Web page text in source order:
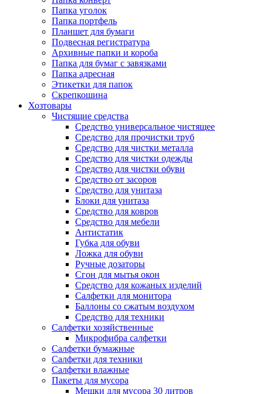
Папка уголок
Папка портфель
Планшет для бумаги
Подвесная регистратура
Архивные папки и короба
Папка для бумаг с завязками
Папка адресная
Этикетки для папок
Скрепкошина
Хозтовары
Чистящие средства
Средство универсальное чистящее
Средство для прочистки труб
Средство для чистки металла
Средство для чистки одежды
Средство для чистки обуви
Средство от засоров
Средство для унитаза
Блоки для унитаза
Средство для ковров
Средство для мебели
Антистатик
Губка для обуви
Ложка для обуви
Ручные дозаторы
Сгон для мытья окон
Средство для кожаных изделий
Салфетки для монитора
Баллоны со сжатым воздухом
Средство для техники
Салфетки хозяйственные
Микрофибра салфетки
Салфетки бумажные
Салфетки для техники
Салфетки влажные
Пакеты для мусора
Мешки для мусора 30 литров